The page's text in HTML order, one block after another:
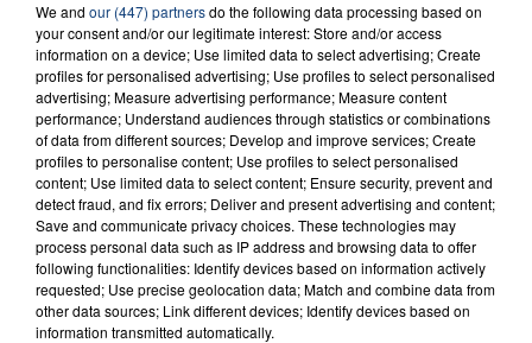
23 juillet 2026
INCENDIE MORTEL À LENS : UNE FEMME ET
SON BÉBÉ ENTRE LA VIE ET LA...
Un homme s'est immolé par le feu après avoir
aspergé sa compagne et leur bébé de trois mois
d'un liquide inflammable.
We and our (447) partnersdo the following data processing based on
your consent and/or our legitimate interest: Store and/or access
information on a device; Use limited data to select advertising; Create
profiles for personalised advertising; Use profiles to select personalised
advertising; Measure advertising performance; Measure content
performance; Understand audiences through statistics or combinations
of data from different sources; Develop and improve services; Create
profiles to personalise content; Use profiles to select personalised
content; Use limited data to select content; Ensure security, prevent and
detect fraud, and fix errors; Deliver and present advertising and content;
Save and communicate privacy choices. These technologies may
process personal data such as IP address and browsing data to offer
following functionalities: Identify devices based on information actively
requested; Use precise geolocation data; Match and combine data from
other data sources; Link different devices; Identify devices based on
information transmitted automatically.